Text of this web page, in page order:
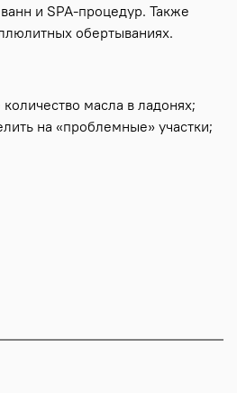
и SPA-процедур. Также
обертываниях.
масла в ладонях;
на «проблемные» участки;